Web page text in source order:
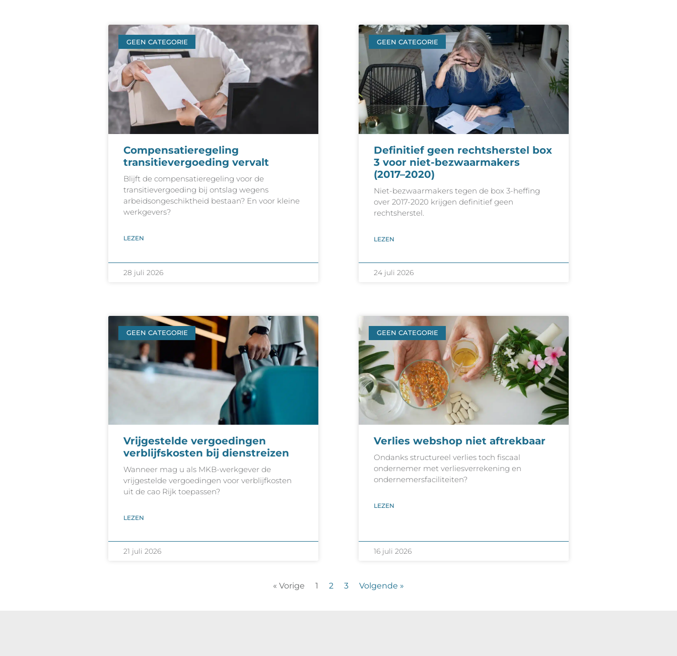
GEEN CATEGORIE
Compensatieregeling
transitievergoeding vervalt
Blijft de compensatieregeling voor de
transitievergoeding bij ontslag wegens
arbeidsongeschiktheid bestaan? En voor kleine
werkgevers?
LEZEN
28 juli 2026
GEEN CATEGORIE
Definitief geen rechtsherstel box
3 voor niet-bezwaarmakers
(2017–2020)
Niet-bezwaarmakers tegen de box 3-heffing
over 2017-2020 krijgen definitief geen
rechtsherstel.
LEZEN
24 juli 2026
GEEN CATEGORIE
Vrijgestelde vergoedingen
verblijfskosten bij dienstreizen
Wanneer mag u als MKB-werkgever de
vrijgestelde vergoedingen voor verblijfkosten
uit de cao Rijk toepassen?
LEZEN
21 juli 2026
GEEN CATEGORIE
Verlies webshop niet aftrekbaar
Ondanks structureel verlies toch fiscaal
ondernemer met verliesverrekening en
ondernemersfaciliteiten?
LEZEN
16 juli 2026
« Vorige 1 2 3 Volgende »